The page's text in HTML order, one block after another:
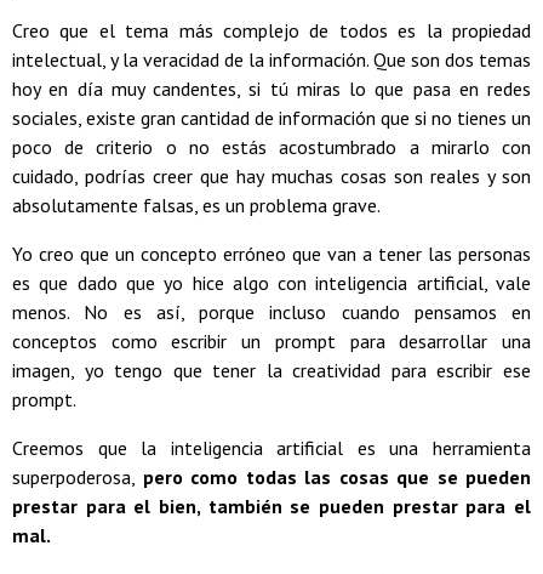
Creo que el tema más complejo de todos es la propiedad
intelectual, y la veracidad de la información. Que son dos temas
hoy en día muy candentes, si tú miras lo que pasa en redes
sociales, existe gran cantidad de información que si no tienes un
poco de criterio o no estás acostumbrado a mirarlo con
cuidado, podrías creer que hay muchas cosas son reales y son
absolutamente falsas, es un problema grave.
Yo creo que un concepto erróneo que van a tener las personas
es que dado que yo hice algo con inteligencia artificial, vale
menos. No es así, porque incluso cuando pensamos en
conceptos como escribir un prompt para desarrollar una
imagen, yo tengo que tener la creatividad para escribir ese
prompt.
Creemos que la inteligencia artificial es una herramienta
superpoderosa, pero como todas las cosas que se pueden
prestar para el bien, también se pueden prestar para el
mal.